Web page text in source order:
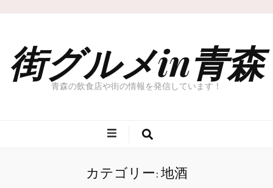
街グルメin青森
青森の飲食店や街の情報を発信しています！
カテゴリー: 地酒